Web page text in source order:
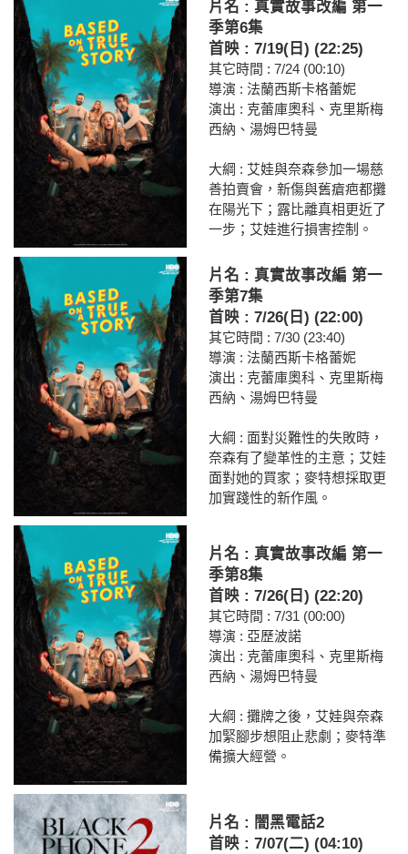
片名 : 真實故事改編 第一
季第6集
首映 : 7/19(日) (22:25)
其它時間 : 7/24 (00:10)
導演 : 法蘭西斯卡格蕾妮
演出 : 克蕾庫奧科、克里斯梅
西納、湯姆巴特曼
大綱 : 艾娃與奈森參加一場慈
善拍賣會，新傷與舊瘡疤都攤
在陽光下；露比離真相更近了
一步；艾娃進行損害控制。
片名 : 真實故事改編 第一
季第7集
首映 : 7/26(日) (22:00)
其它時間 : 7/30 (23:40)
導演 : 法蘭西斯卡格蕾妮
演出 : 克蕾庫奧科、克里斯梅
西納、湯姆巴特曼
大綱 : 面對災難性的失敗時，
奈森有了變革性的主意；艾娃
面對她的買家；麥特想採取更
加實踐性的新作風。
片名 : 真實故事改編 第一
季第8集
首映 : 7/26(日) (22:20)
其它時間 : 7/31 (00:00)
導演 : 亞歷波諾
演出 : 克蕾庫奧科、克里斯梅
西納、湯姆巴特曼
大綱 : 攤牌之後，艾娃與奈森
加緊腳步想阻止悲劇；麥特準
備擴大經營。
片名 : 闇黑電話2
首映 : 7/07(二) (04:10)